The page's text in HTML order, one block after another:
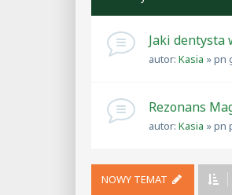
Jaki dentysta
autor: Kasia »pn
Rezonans
autor: Kasia »pn
NOWY TEMAT